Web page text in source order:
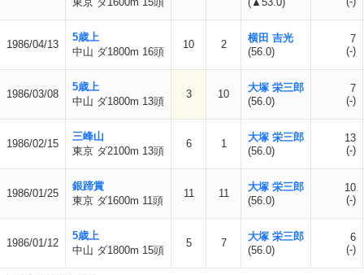
1986/04/13
5歳上
中山 ダ1800m 16頭
10 2
横田 吉光
(56.0)
7
(-)
1986/03/08
5歳上
中山 ダ1800m 13頭
3 10
大塚 栄三郎
(56.0)
7
(-)
1986/02/15
三峰山
東京 ダ2100m 13頭
6 1
大塚 栄三郎
(56.0)
13
(-)
1986/01/25
銀蹄賞
東京 ダ1600m 11頭
11 11
大塚 栄三郎
(56.0)
10
(-)
1986/01/12
5歳上
中山 ダ1800m 15頭
5 7
大塚 栄三郎
(56.0)
6
(-)